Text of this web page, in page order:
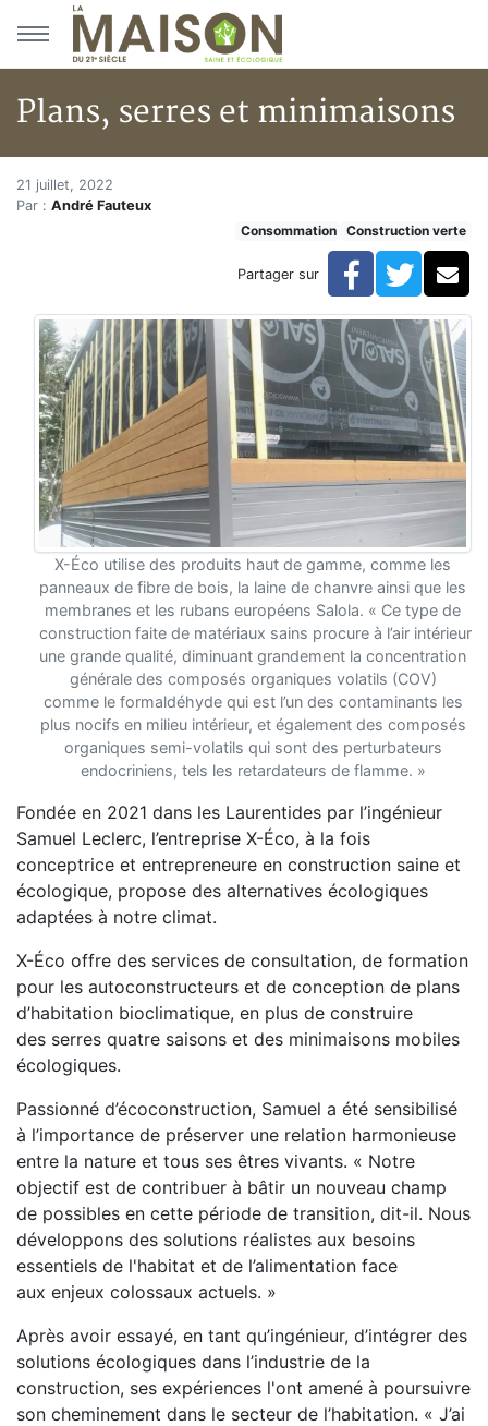
Aller au menu principal
Aller au contenu principal
Plans, serres et minimaisons
Accueil
Articles
Plans, serres et minimaisons
21 juillet, 2022
Par : André Fauteux
Consommation
Construction verte
Partager sur Facebook
X-Éco utilise des produits haut de gamme, comme les
panneaux de fibre de bois, la laine de chanvre ainsi que les
membranes et les rubans européens Salola. « Ce type de
construction faite de matériaux sains procure à l’air intérieur
une grande qualité, diminuant grandement la concentration
générale des composés organiques volatils (COV)
comme le formaldéhyde qui est l’un des contaminants les
plus nocifs en milieu intérieur, et également des composés
organiques semi-volatils qui sont des perturbateurs
endocriniens, tels les retardateurs de flamme. »
Fondée en 2021 dans les Laurentides par l’ingénieur
Samuel Leclerc, l’entreprise X-Éco, à la fois
conceptrice et entrepreneure en construction saine et
écologique, propose des alternatives écologiques
adaptées à notre climat.
X-Éco offre des services de consultation, de formation
pour les autoconstructeurs et de conception de plans
d’habitation bioclimatique, en plus de construire
des serres quatre saisons et des minimaisons mobiles
écologiques.
Passionné d’écoconstruction, Samuel a été sensibilisé
à l’importance de préserver une relation harmonieuse
entre la nature et tous ses êtres vivants. « Notre
objectif est de contribuer à bâtir un nouveau champ
de possibles en cette période de transition, dit-il. Nous
développons des solutions réalistes aux besoins
essentiels de l'habitat et de l’alimentation face
aux enjeux colossaux actuels. »
Après avoir essayé, en tant qu’ingénieur, d’intégrer des
solutions écologiques dans l’industrie de la
construction, ses expériences l'ont amené à poursuivre
son cheminement dans le secteur de l’habitation. « J’ai